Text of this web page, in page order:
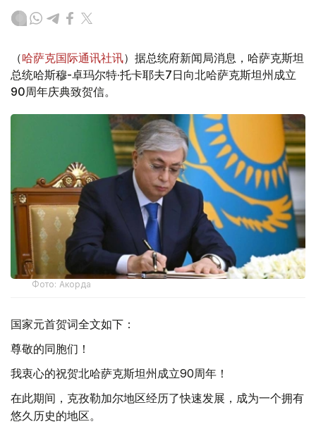
（哈萨克国际通讯社讯）据总统府新闻局消息，哈萨克斯坦
总统哈斯穆-卓玛尔特·托卡耶夫7日向北哈萨克斯坦州成立
90周年庆典致贺信。
Фото: Акорда
国家元首贺词全文如下：
尊敬的同胞们！
我衷心的祝贺北哈萨克斯坦州成立90周年！
在此期间，克孜勒加尔地区经历了快速发展，成为一个拥有
悠久历史的地区。